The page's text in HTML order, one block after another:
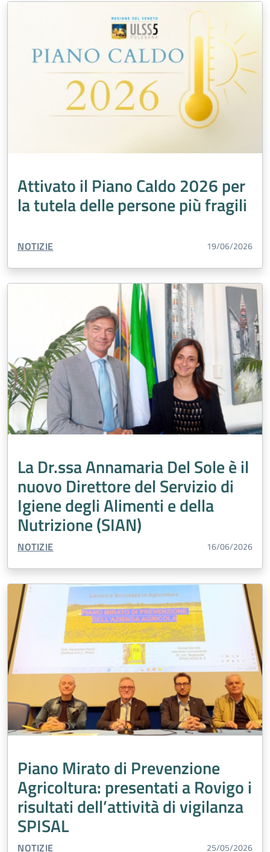
Medicina Generale
Oculistica
Servizi Online
Servizi Distrettuali
Operatori Socio Sanitari OSS
Continuità assistenziale ex Guardia Medica
Presidi Territoriali
Disabilità
Sport
Cure Palliative
Igiene Alimenti
Caldo
Medicina Trasfusionale
Inclusione
Oncologia
Cardiologia
Accreditamento
Salute Mentale
Agricoltura
Percorso Nascita
Vaccini
Chirurgia Generale
Medicina generale
Prevenzione
Esenzioni Urologia
Attivato il Piano Caldo 2026 per
la tutela delle persone più fragili
TIPO CONTENUTO:
NOTIZIE 19/06/2026
La Dr.ssa Annamaria Del Sole è il
nuovo Direttore del Servizio di
Igiene degli Alimenti e della
Nutrizione (SIAN)
TIPO CONTENUTO:
NOTIZIE 16/06/2026
Piano Mirato di Prevenzione
Agricoltura: presentati a Rovigo i
risultati dell’attività di vigilanza
SPISAL
TIPO CONTENUTO:
NOTIZIE 25/05/2026